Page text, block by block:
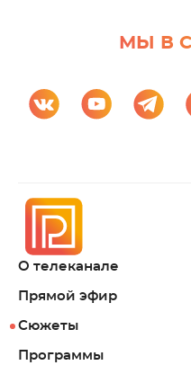
МЫ В
О телеканале
Прямой эфир
Сюжеты
Программы